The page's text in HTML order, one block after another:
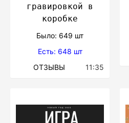
гравировкой в
коробке
Было: 649 шт
Есть: 648 шт
ОТЗЫВЫ
11:35